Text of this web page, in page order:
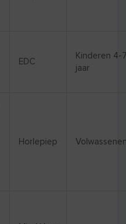
EDC
Kinderen 4-
jaar
Horlepiep